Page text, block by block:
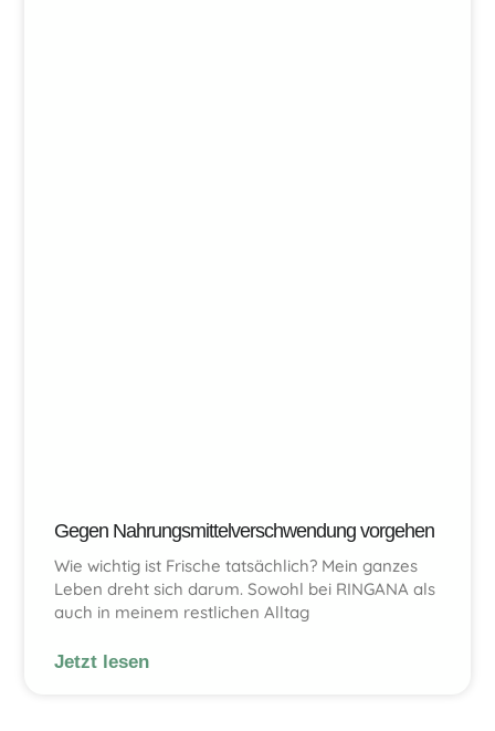
Gegen Nahrungsmittelverschwendung vorgehen
Wie wichtig ist Frische tatsächlich? Mein ganzes
Leben dreht sich darum. Sowohl bei RINGANA als
auch in meinem restlichen Alltag
Jetzt lesen